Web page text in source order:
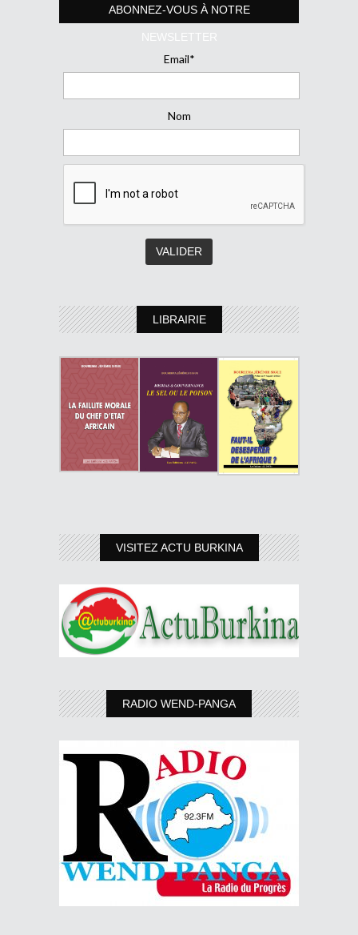
ABONNEZ-VOUS À NOTRE
NEWSLETTER
Email*
Nom
LIBRAIRIE
VISITEZ ACTU BURKINA
RADIO WEND-PANGA